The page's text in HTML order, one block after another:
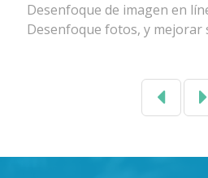
Desenfoque de imagen en
Desenfoque fotos, y mejorar
Previous